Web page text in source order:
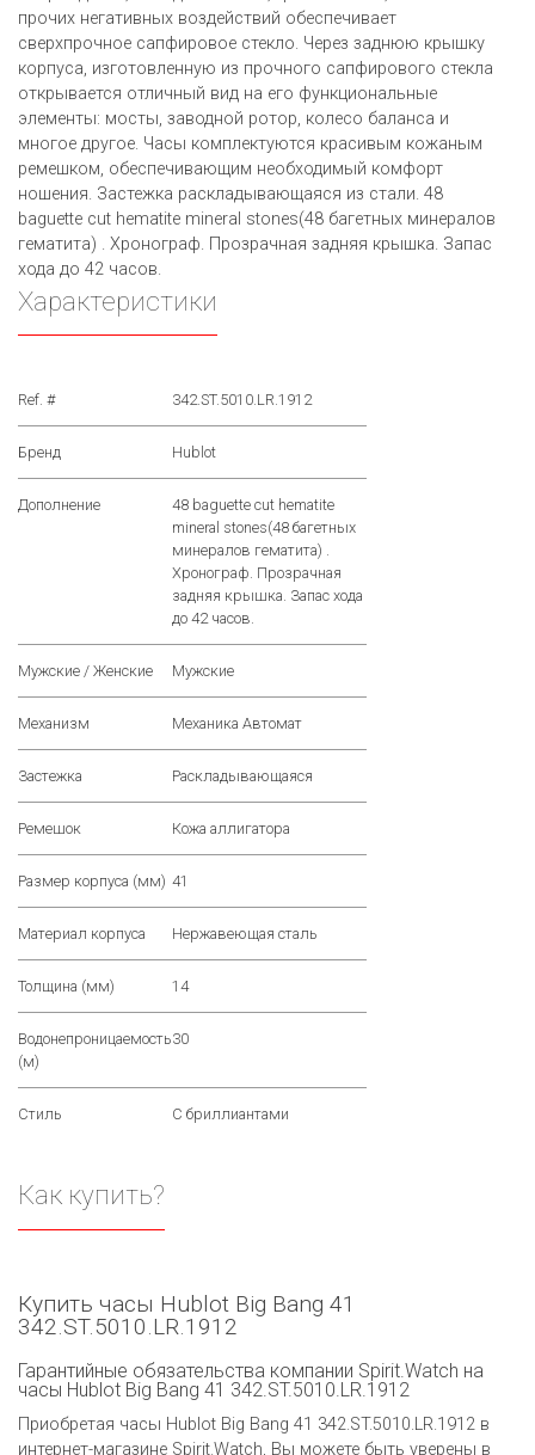
прочих негативных воздействий обеспечивает
сверхпрочное сапфировое стекло. Через заднюю крышку
корпуса, изготовленную из прочного сапфирового стекла
открывается отличный вид на его функциональные
элементы: мосты, заводной ротор, колесо баланса и
многое другое. Часы комплектуются красивым кожаным
ремешком, обеспечивающим необходимый комфорт
ношения. Застежка раскладывающаяся из стали. 48
baguette cut hematite mineral stones(48 багетных минералов
гематита) . Хронограф. Прозрачная задняя крышка. Запас
хода до 42 часов.
Характеристики
Ref. # 342.ST.5010.LR.1912
Бренд Hublot
Дополнение
48 baguette cut hematite
mineral stones(48 багетных
минералов гематита) .
Хронограф. Прозрачная
задняя крышка. Запас хода
до 42 часов.
Мужские / Женские Мужские
Механизм Механика Автомат
Застежка Раскладывающаяся
Ремешок Кожа аллигатора
Размер корпуса (мм) 41
Материал корпуса Нержавеющая сталь
Толщина (мм) 14
Водонепроницаемость
(м)
30
Стиль С бриллиантами
Как купить?
Купить часы Hublot Big Bang 41
342.ST.5010.LR.1912
Гарантийные обязательства компании Spirit.Watch на
часы Hublot Big Bang 41 342.ST.5010.LR.1912
Приобретая часы Hublot Big Bang 41 342.ST.5010.LR.1912 в
интернет-магазине Spirit.Watch, Вы можете быть уверены в